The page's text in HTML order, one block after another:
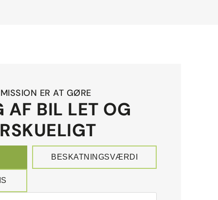
ER AT GØRE
AF BIL LET OG
BESKATNINGSVÆRDI